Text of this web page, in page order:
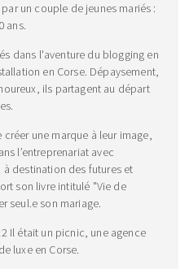
un couple de jeunes mariés :
ans.
dans l'aventure du blogging en
en Corse. Dépaysement,
ils partagent au départ
une marque à leur image,
l’entreprenariat avec
destination des futures et
son livre intitulé "Vie de
seul.e son mariage.
Il était un picnic, une agence
luxe en Corse.